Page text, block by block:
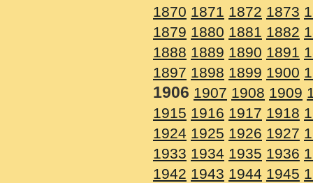
1870 1871 1872 1873
1879 1880 1881 1882
1888 1889 1890 1891
1897 1898 1899 1900
1906 1907 1908 1909
1915 1916 1917 1918
1924 1925 1926 1927
1933 1934 1935 1936
1942 1943 1944 1945